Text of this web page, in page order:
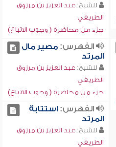
للشيخ: عبد العزيز بن مرزوق
الطريفي
جزء من محاضرة ( وجوب الاتباع)
الفهرس:مصير مال
المرتد
للشيخ: عبد العزيز بن مرزوق
الطريفي
جزء من محاضرة ( وجوب الاتباع)
الفهرس:استتابة
المرتد
للشيخ: عبد العزيز بن مرزوق
الطريفي